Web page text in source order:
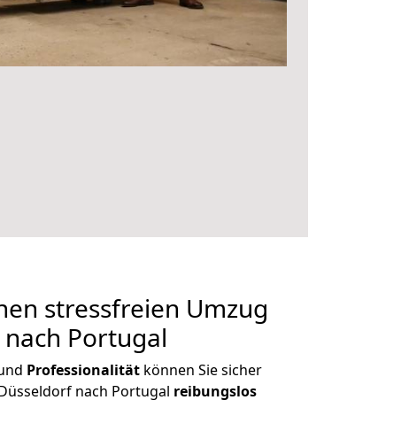
stressfreien Umzug
Portugal
Professionalität können Sie sicher
nach Portugal reibungslos